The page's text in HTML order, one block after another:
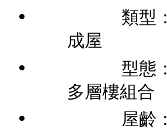
類型：
成屋
型態：
多層樓組合
屋齡：